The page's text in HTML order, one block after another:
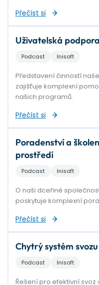
Přečíst si
Uživatelská podpora
Podcast Inisoft
Představení činností
zajišťuje komplexní
našich programů.
Přečíst si
Poradenství a
prostředí
Podcast Inisoft
O naši dceřiné
poskytuje komplexní
Přečíst si
Chytrý systém
Podcast Inisoft
Řešení pro efektivní